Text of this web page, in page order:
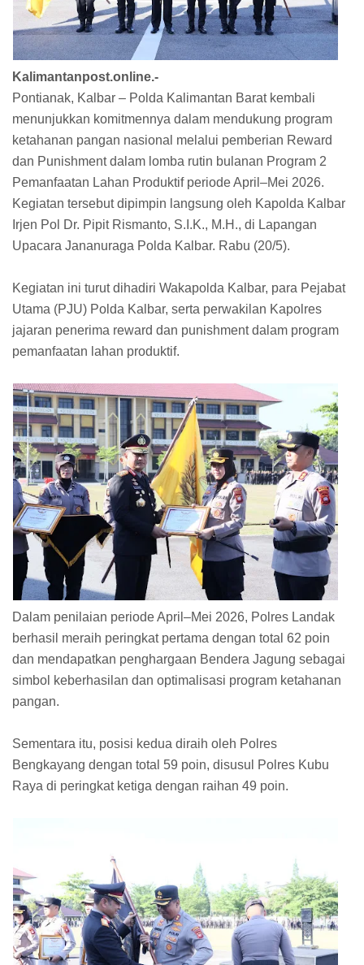
Kalimantanpost.online.-
Pontianak, Kalbar – Polda Kalimantan Barat kembali
menunjukkan komitmennya dalam mendukung program
ketahanan pangan nasional melalui pemberian Reward
dan Punishment dalam lomba rutin bulanan Program 2
Pemanfaatan Lahan Produktif periode April–Mei 2026.
Kegiatan tersebut dipimpin langsung oleh Kapolda Kalbar
Irjen Pol Dr. Pipit Rismanto, S.I.K., M.H., di Lapangan
Upacara Jananuraga Polda Kalbar. Rabu (20/5).
Kegiatan ini turut dihadiri Wakapolda Kalbar, para Pejabat
Utama (PJU) Polda Kalbar, serta perwakilan Kapolres
jajaran penerima reward dan punishment dalam program
pemanfaatan lahan produktif.
Dalam penilaian periode April–Mei 2026, Polres Landak
berhasil meraih peringkat pertama dengan total 62 poin
dan mendapatkan penghargaan Bendera Jagung sebagai
simbol keberhasilan dan optimalisasi program ketahanan
pangan.
Sementara itu, posisi kedua diraih oleh Polres
Bengkayang dengan total 59 poin, disusul Polres Kubu
Raya di peringkat ketiga dengan raihan 49 poin.